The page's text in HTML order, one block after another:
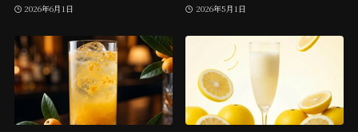
2026年6月1日 2026年5月1日